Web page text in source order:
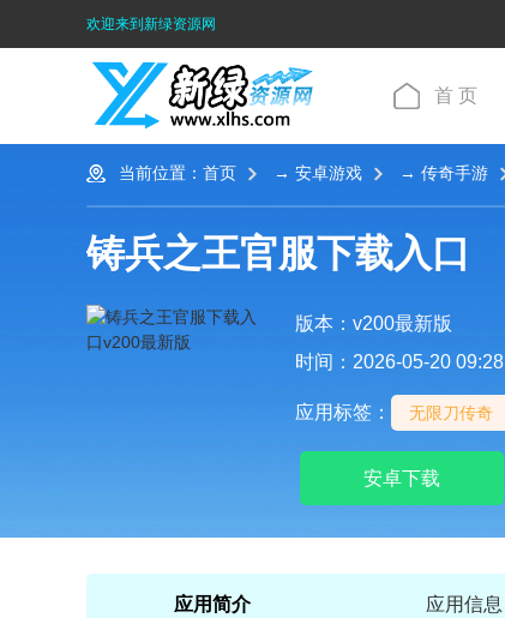
欢迎来到新绿资源网
首 页
当前位置： 首页 → 安卓游戏 → 传奇手游
铸兵之王官服下载入口
版本：v200最新版
时间：2026-05-20 09:28
应用标签： 无限刀传奇
安卓下载
应用简介 应用信息